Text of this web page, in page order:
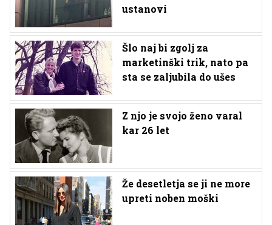
ustanovi
Šlo naj bi zgolj za
marketinški trik, nato pa
sta se zaljubila do ušes
Z njo je svojo ženo varal
kar 26 let
Že desetletja se ji ne more
upreti noben moški